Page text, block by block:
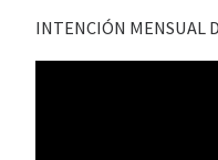
INTENCIÓN MENSUAL